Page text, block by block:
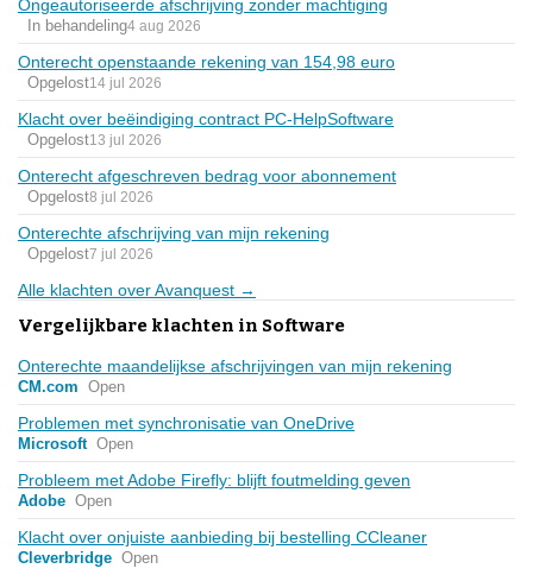
Ongeautoriseerde afschrijving zonder machtiging
In behandeling4 aug 2026
Onterecht openstaande rekening van 154,98 euro
Opgelost14 jul 2026
Klacht over beëindiging contract PC-HelpSoftware
Opgelost13 jul 2026
Onterecht afgeschreven bedrag voor abonnement
Opgelost8 jul 2026
Onterechte afschrijving van mijn rekening
Opgelost7 jul 2026
Alle klachten over Avanquest →
Vergelijkbare klachten in Software
Onterechte maandelijkse afschrijvingen van mijn rekening
CM.com Open
Problemen met synchronisatie van OneDrive
Microsoft Open
Probleem met Adobe Firefly: blijft foutmelding geven
Adobe Open
Klacht over onjuiste aanbieding bij bestelling CCleaner
Cleverbridge Open